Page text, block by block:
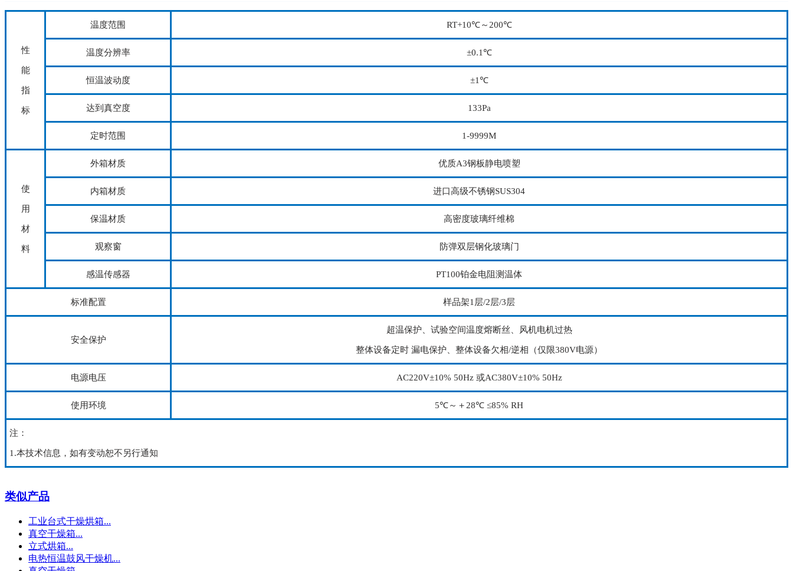
性
能
指
标
温度范围 RT+10℃～200℃
温度分辨率 ±0.1℃
恒温波动度 ±1℃
达到真空度 133Pa
定时范围 1-9999M
使
用
材
料
外箱材质 优质A3钢板静电喷塑
内箱材质 进口高级不锈钢SUS304
保温材质 高密度玻璃纤维棉
观察窗 防弹双层钢化玻璃门
感温传感器 PT100铂金电阻测温体
标准配置 样品架1层/2层/3层
安全保护
超温保护、试验空间温度熔断丝、风机电机过热
整体设备定时 漏电保护、整体设备欠相/逆相（仅限380V电源）
电源电压 AC220V±10% 50Hz 或AC380V±10% 50Hz
使用环境 5℃～＋28℃ ≤85% RH
注：
1.本技术信息，如有变动恕不另行通知
类似产品
工业台式干燥烘箱...
真空干燥箱...
立式烘箱...
电热恒温鼓风干燥机...